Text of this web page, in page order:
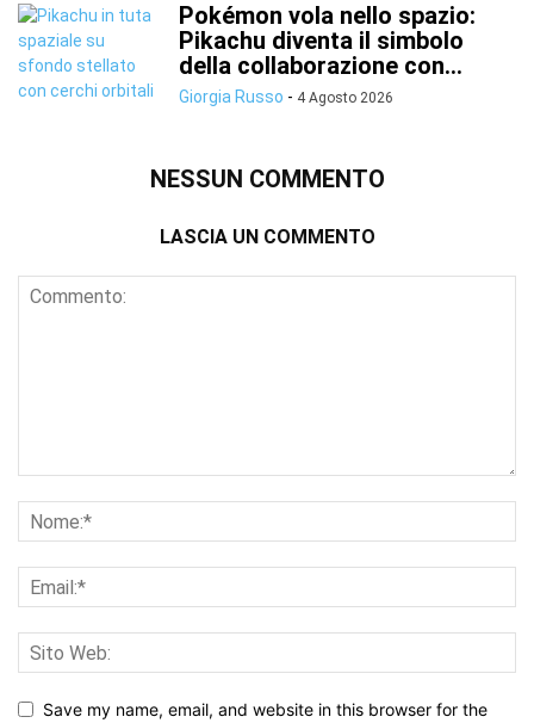
Pokémon vola nello spazio:
Pikachu diventa il simbolo
della collaborazione con...
Giorgia Russo - 4 Agosto 2026
NESSUN COMMENTO
LASCIA UN COMMENTO
Save my name, email, and website in this browser for the